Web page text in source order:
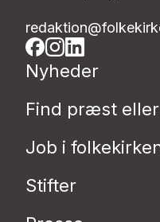
Nyheder
Find præst
Job i
Stifter